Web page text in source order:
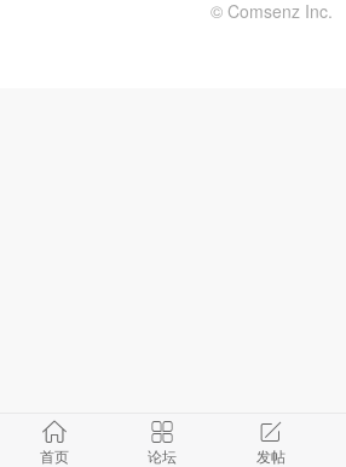
首页 论坛 发帖
© Comsenz Inc.